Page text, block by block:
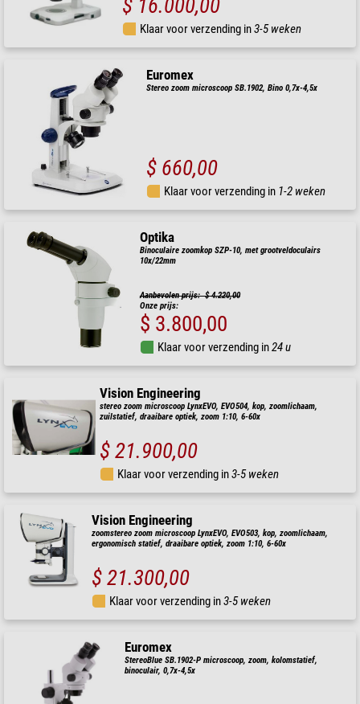
$ 16.000,00
Klaar voor verzending in3-5 weken
Euromex
Stereo zoom microscoop SB.1902, Bino 0,7x-4,5x
$ 660,00
Klaar voor verzending in 1-2 weken
Optika
Binoculaire zoomkop SZP-10, met grootveldoculairs
10x/22mm
Aanbevolen prijs: $ 4.220,00
Onze prijs:
$ 3.800,00
Klaar voor verzending in24 u
Vision Engineering
stereo zoom microscoop LynxEVO, EVO504, kop, zoomlichaam,
zuilstatief, draaibare optiek, zoom 1:10, 6-60x
$ 21.900,00
Klaar voor verzending in3-5 weken
Vision Engineering
zoomstereo zoom microscoop LynxEVO, EVO503, kop, zoomlichaam,
ergonomisch statief, draaibare optiek, zoom 1:10, 6-60x
$ 21.300,00
Klaar voor verzending in3-5 weken
Euromex
StereoBlue SB.1902-P microscoop, zoom, kolomstatief,
binoculair, 0,7x-4,5x